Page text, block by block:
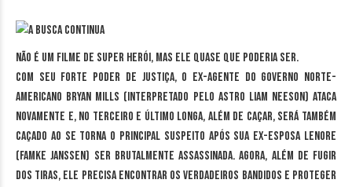
Não é um filme de super herói, mas ele quase que poderia ser.
Com seu forte poder de justiça, o ex-agente do governo norte-
americano Bryan Mills (interpretado pelo astro Liam Neeson) ataca
novamente e, no terceiro e último longa, além de caçar, será também
caçado ao se torna o principal suspeito após sua ex-esposa Lenore
(Famke Janssen) ser brutalmente assassinada. Agora, além de fugir
dos tiras, ele precisa encontrar os verdadeiros bandidos e proteger